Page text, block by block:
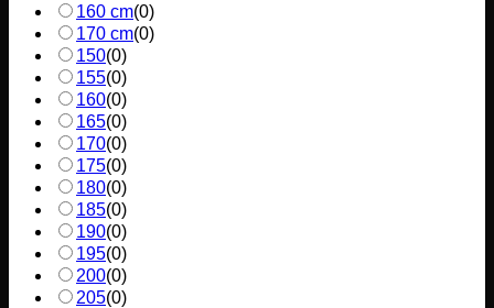
160 cm(0)
170 cm(0)
150(0)
155(0)
160(0)
165(0)
170(0)
175(0)
180(0)
185(0)
190(0)
195(0)
200(0)
205(0)